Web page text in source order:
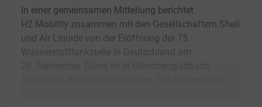
In einer gemeinsamen Mitteilung berichtet
H2 Mobility zusammen mit den Gesellschaftern Shell
und Air Liquide von der Eröffnung der 75.
Wasserstofftankstelle in Deutschland am